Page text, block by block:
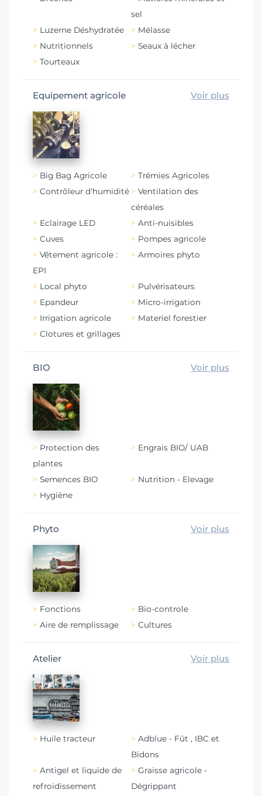
sel
Luzerne Déshydratée
Mélasse
Nutritionnels
Seaux à lécher
Tourteaux
Equipement agricole Voir plus
Big Bag Agricole
Trémies Agricoles
Contrôleur d'humidité
Ventilation des
céréales
Eclairage LED
Anti-nuisibles
Cuves
Pompes agricole
Vêtement agricole :
EPI
Armoires phyto
Local phyto
Pulvérisateurs
Epandeur
Micro-irrigation
Irrigation agricole
Materiel forestier
Clotures et grillages
BIO Voir plus
Protection des
plantes
Engrais BIO/ UAB
Semences BIO
Nutrition - Elevage
Hygiène
Phyto Voir plus
Fonctions
Bio-controle
Aire de remplissage
Cultures
Atelier Voir plus
Huile tracteur
Adblue - Fût , IBC et
Bidons
Antigel et liquide de
refroidissement
Graisse agricole -
Dégrippant